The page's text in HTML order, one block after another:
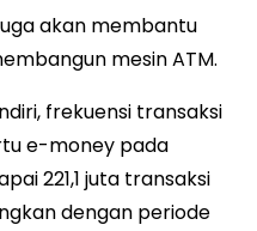
akan membantu
mesin ATM.
frekuensi transaksi
e-money pada
221,1 juta transaksi
dengan periode